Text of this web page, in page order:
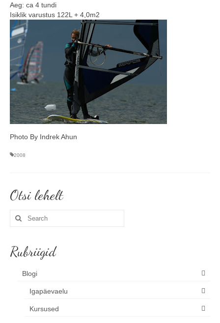
Aeg: ca 4 tundi
Isiklik varustus 122L + 4,0m2
Photo By Indrek Ahun
2008
Otsi lehelt
Search
for:
Rubriigid
Blogi
Igapäevaelu
Kursused